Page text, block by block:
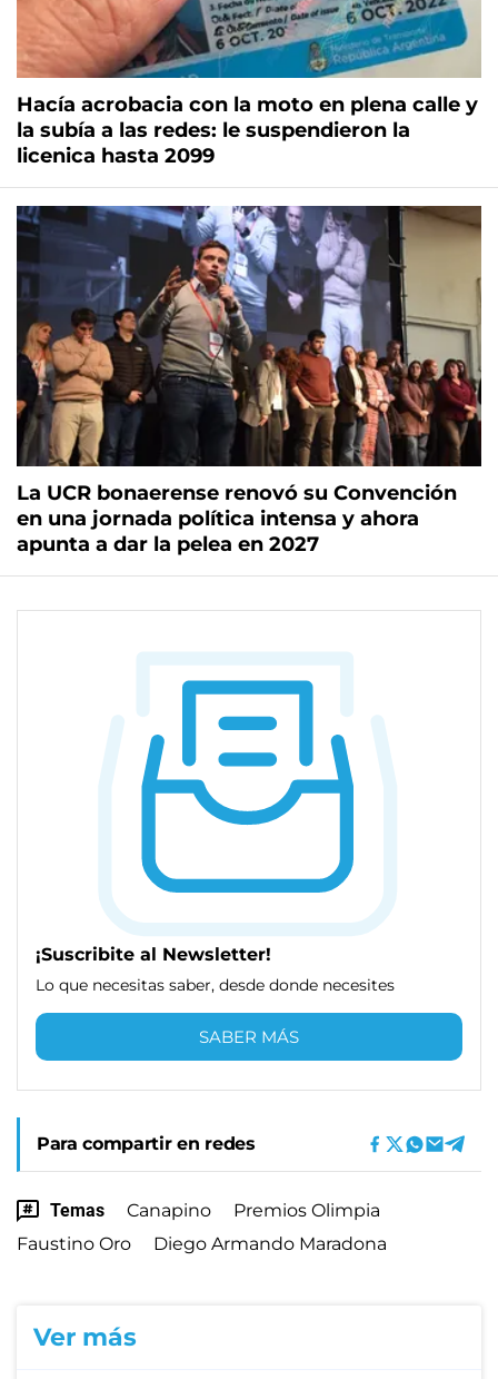
Hacía acrobacia con la moto en plena calle y
la subía a las redes: le suspendieron la
licenica hasta 2099
La UCR bonaerense renovó su Convención
en una jornada política intensa y ahora
apunta a dar la pelea en 2027
¡Suscribite al Newsletter!
Lo que necesitas saber, desde donde necesites
SABER MÁS
Para compartir en redes
Temas Canapino
Premios Olimpia
Faustino Oro
Diego Armando Maradona
Ver más